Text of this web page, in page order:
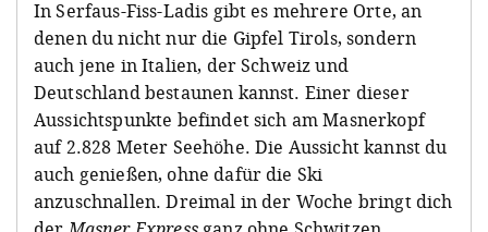
In Serfaus-Fiss-Ladis gibt es mehrere Orte, an
denen du nicht nur die Gipfel Tirols, sondern
auch jene in Italien, der Schweiz und
Deutschland bestaunen kannst. Einer dieser
Aussichtspunkte befindet sich am Masnerkopf
auf 2.828 Meter Seehöhe. Die Aussicht kannst du
auch genießen, ohne dafür die Ski
anzuschnallen. Dreimal in der Woche bringt dich